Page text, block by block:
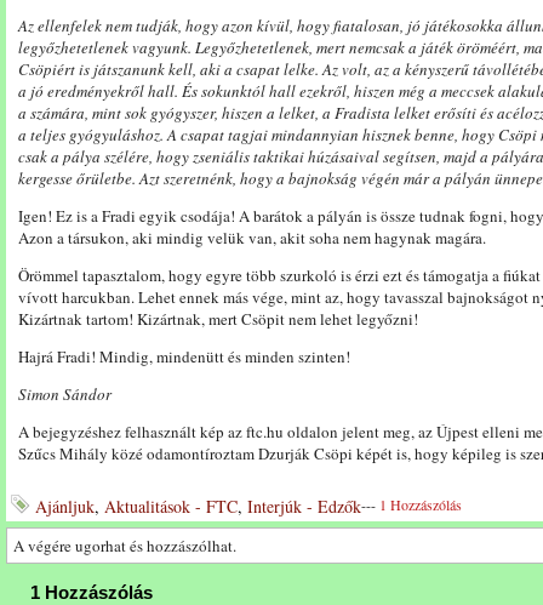
Az ellenfelek nem tudják, hogy azon kívül, hogy fiatalosan, jó játékosokka
legyőzhetetlenek vagyunk. Legyőzhetetlenek, mert nemcsak a játék öröméért,
Csöpiért is játszanunk kell, aki a csapat lelke. Az volt, az a kényszerű
a jó eredményekről hall. És sokunktól hall ezekről, hiszen még a meccsek
a számára, mint sok gyógyszer, hiszen a lelket, a Fradista lelket erősíti és
a teljes gyógyuláshoz. A csapat tagjai mindannyian hisznek benne, hogy Csöpi
csak a pálya szélére, hogy zseniális taktikai húzásaival segítsen, majd a
kergesse őrületbe. Azt szeretnénk, hogy a bajnokság végén már a pályán
Igen! Ez is a Fradi egyik csodája! A barátok a pályán is össze tudnak fogni,
Azon a társukon, aki mindig velük van, akit soha nem hagynak magára.
Örömmel tapasztalom, hogy egyre több szurkoló is érzi ezt és támogatja a
vívott harcukban. Lehet ennek más vége, mint az, hogy tavasszal bajnokságot
Kizártnak tartom! Kizártnak, mert Csöpit nem lehet legyőzni!
Hajrá Fradi! Mindig, mindenütt és minden szinten!
Simon Sándor
A bejegyzéshez felhasznált kép az ftc.hu oldalon jelent meg, az Újpest elleni
Szűcs Mihály közé odamontíroztam Dzurják Csöpi képét is, hogy képileg is
Ajánljuk, Aktualitások - FTC, Interjúk - Edzők--- 1 Hozzászólás
A végére ugorhat és hozzászólhat.
1 Hozzászólás